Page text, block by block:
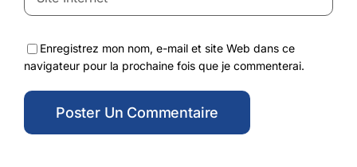
Enregistrez mon nom, e-mail et site Web dans ce
navigateur pour la prochaine fois que je commenterai.